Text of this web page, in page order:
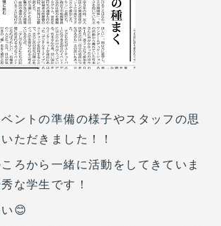
ントの準備の様子やスタッフの思
ただきました！！
ろから一緒に活動をしてきていま
な学生です！
😊